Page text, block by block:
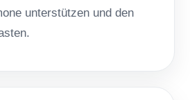
unterstützen und den